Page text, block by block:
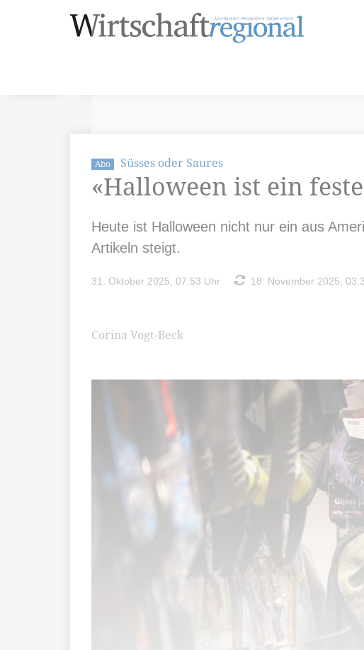
Abo Süsses oder Saures
«Halloween ist ein
Heute ist Halloween nicht nur ein aus
Artikeln steigt.
31. Oktober 2025, 07:53 Uhr 18. November 2025,
Corina Vogt-Beck